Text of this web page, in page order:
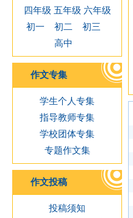
四年级 五年级 六年级
初一
初二
初三
高中
作文专集
学生个人专集
指导教师专集
学校团体专集
专题作文集
作文投稿
投稿须知